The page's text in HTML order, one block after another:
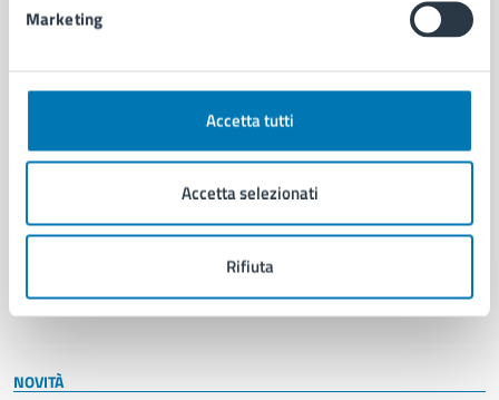
Marketing
Accetta tutti
Accetta selezionati
Rifiuta
Autorizzazioni
Documenti e certificati
Educazione e formazione
Giustizia e sicurezza pubblica
Imprese e commercio
Vita lavorativa
NOVITÀ